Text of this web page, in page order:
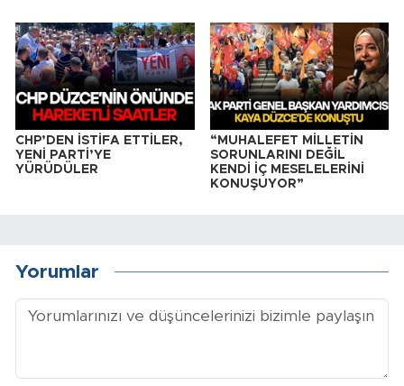
CHP’DEN İSTİFA ETTİLER,
YENİ PARTİ’YE
YÜRÜDÜLER
“MUHALEFET MİLLETİN
SORUNLARINI DEĞİL
KENDİ İÇ MESELELERİNİ
KONUŞUYOR”
Yorumlar